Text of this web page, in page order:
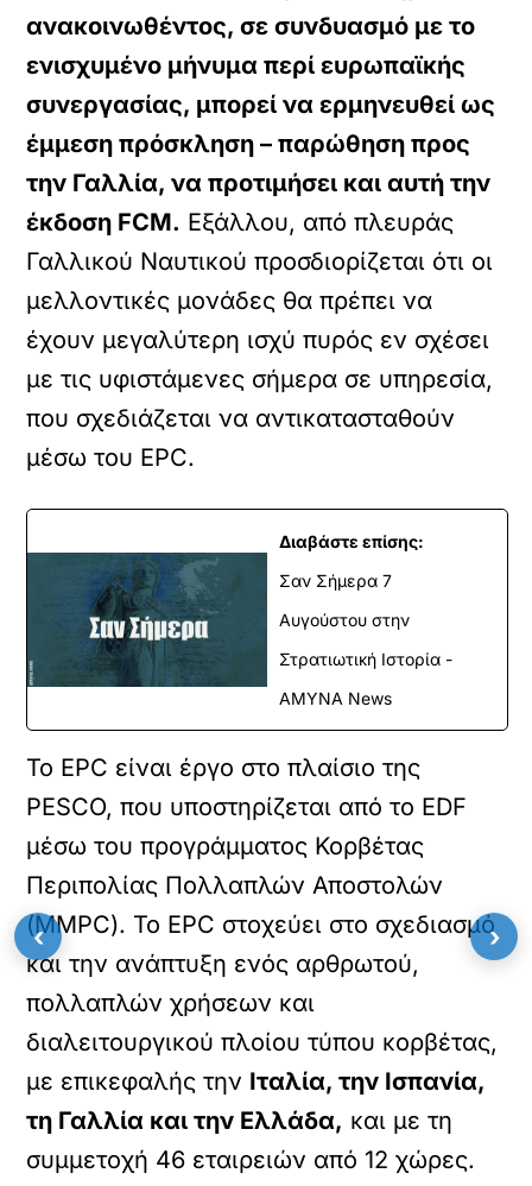
ανακοινωθέντος, σε συνδυασμό με το
ενισχυμένο μήνυμα περί ευρωπαϊκής
συνεργασίας, μπορεί να ερμηνευθεί ως
έμμεση πρόσκληση – παρώθηση προς
την Γαλλία, να προτιμήσει και αυτή την
έκδοση FCM. Εξάλλου, από πλευράς
Γαλλικού Ναυτικού προσδιορίζεται ότι οι
μελλοντικές μονάδες θα πρέπει να
έχουν μεγαλύτερη ισχύ πυρός εν σχέσει
με τις υφιστάμενες σήμερα σε υπηρεσία,
που σχεδιάζεται να αντικατασταθούν
μέσω του EPC.
Διαβάστε επίσης:
Σαν Σήμερα 7
Αυγούστου στην
Στρατιωτική Ιστορία -
ΑΜΥΝΑ News
Το EPC είναι έργο στο πλαίσιο της
PESCO, που υποστηρίζεται από το EDF
μέσω του προγράμματος Κορβέτας
Περιπολίας Πολλαπλών Αποστολών
(MMPC). Το EPC στοχεύει στο σχεδιασμό
και την ανάπτυξη ενός αρθρωτού,
πολλαπλών χρήσεων και
διαλειτουργικού πλοίου τύπου κορβέτας,
με επικεφαλής την Ιταλία, την Ισπανία,
τη Γαλλία και την Ελλάδα, και με τη
συμμετοχή 46 εταιρειών από 12 χώρες.
‹ ›